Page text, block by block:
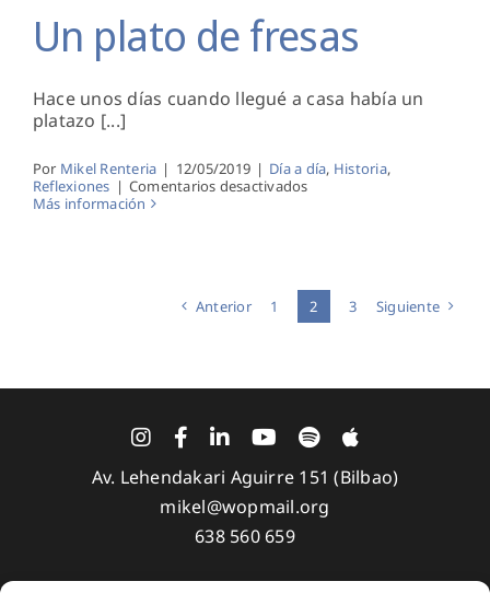
Un plato de fresas
Hace unos días cuando llegué a casa había un
platazo [...]
Por Mikel Renteria | 12/05/2019 | Día a día, Historia,
Reflexiones | Comentarios desactivadosen
Más información
Anterior 1 2 3 Siguiente
Av. Lehendakari Aguirre 151 (Bilbao)
mikel@wopmail.org
638 560 659